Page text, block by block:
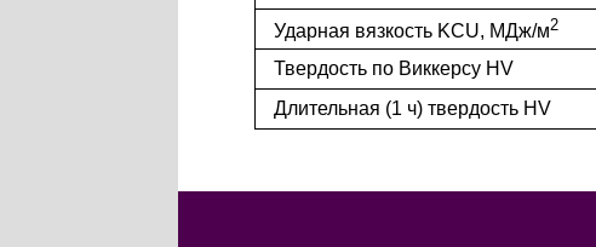
Ударная вязкость KCU, МДж/м2
Твердость по Виккерсу HV
Длительная (1 ч) твердость HV